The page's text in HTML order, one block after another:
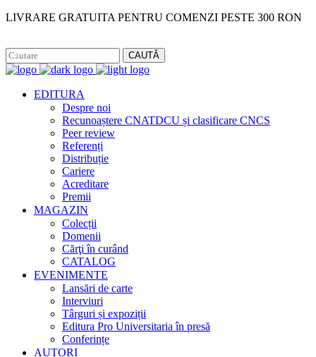
LIVRARE GRATUITA PENTRU COMENZI PESTE 300 RON
CAUTĂ
EDITURA
Despre noi
Recunoaștere CNATDCU și clasificare CNCS
Peer review
Referenți
Distribuție
Cariere
Acreditare
Premii
MAGAZIN
Colecții
Domenii
Cărţi în curând
CATALOG
EVENIMENTE
Lansări de carte
Interviuri
Târguri și expoziții
Editura Pro Universitaria în presă
Conferințe
AUTORI